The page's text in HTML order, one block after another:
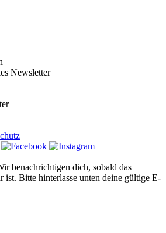
Newsletter
benachrichtigen dich, sobald das
ist. Bitte hinterlasse unten deine gültige E-